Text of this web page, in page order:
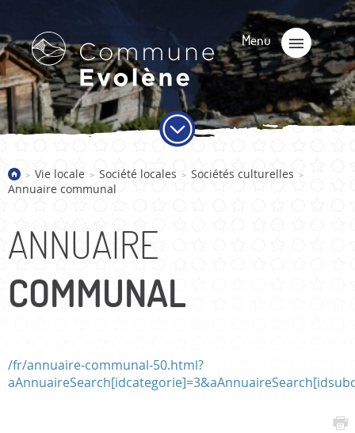
> Vie locale > Société locales > Sociétés culturelles >
Annuaire communal
ANNUAIRE
COMMUNAL
/fr/annuaire-communal-50.html?